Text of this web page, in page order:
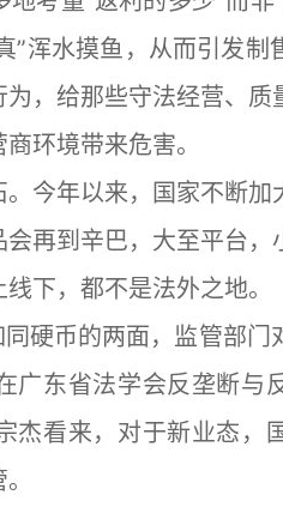
”浑水摸鱼，从而引发
，给那些守法经营、质
环境带来危害。
年以来，国家不断加
再到辛巴，大至平台，
下，都不是法外之地。
硬币的两面，监管部门
广东省法学会反垄断与
杰看来，对于新业态，